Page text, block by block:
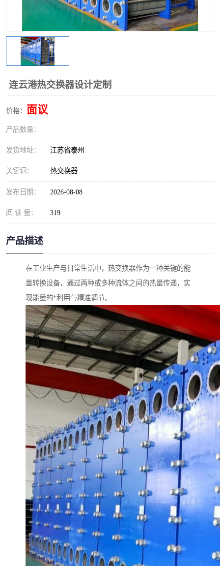
连云港热交换器设计定制
价格： 面议
产品数量：
发货地址： 江苏省泰州
关键词： 热交换器
发布日期： 2026-08-08
阅 读 量： 319
产品描述
在工业生产与日常生活中，热交换器作为一种关键的能
量转换设备，通过两种或多种流体之间的热量传递，实
现能量的*利用与精准调节。